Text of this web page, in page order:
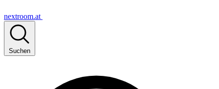
nextroom.at
Suchen